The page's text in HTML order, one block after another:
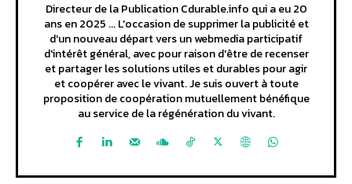
Directeur de la Publication Cdurable.info qui a eu 20
ans en 2025 ... L'occasion de supprimer la publicité et
d'un nouveau départ vers un webmedia participatif
d'intérêt général, avec pour raison d'être de recenser
et partager les solutions utiles et durables pour agir
et coopérer avec le vivant. Je suis ouvert à toute
proposition de coopération mutuellement bénéfique
au service de la régénération du vivant.